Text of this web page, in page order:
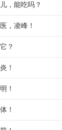
，能吃吗？
，凌峰！
？
！
！
！